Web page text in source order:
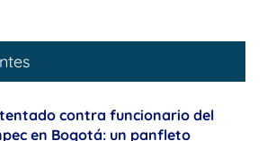
contra funcionario del
en Bogotá: un panfleto